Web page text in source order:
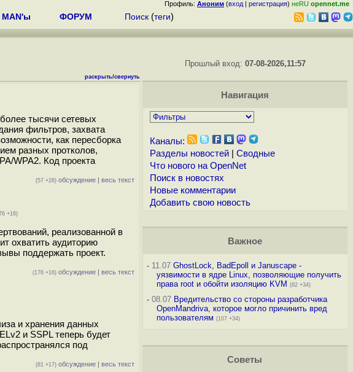
Профиль: Аноним (вход | регистрация) неRU opennet.me
MAN'ы ФОРУМ Поиск (теги)
раскрыть/свернуть
тысячи сетевых
фильтров, захвата
как пересборка
разных протколов,
WPA2. Код проекта
(57 +28) обсуждение | весь текст
+16)
реализованной в
охватить аудиторию
поддержать проект.
(176 +16) обсуждение | весь текст
и хранения данных
и SSPL теперь будет
под
(81 +17) обсуждение | весь текст
Прошлый вход: 07-08-2026,11:57
Навигация
Каналы:
Разделы новостей| Сводные
Что нового на OpenNet
Поиск в новостях
Новые комментарии
Добавить свою новость
Важное
-11.07 GhostLock, BadEpoll и Januscape -
уязвимости в ядре Linux, позволяющие получить
права root и обойти изоляцию KVM (82 +34)
-08.07 Вредительство со стороны разработчика
OpenMandriva, которое могло причинить вред
пользователям (107 +34)
Советы